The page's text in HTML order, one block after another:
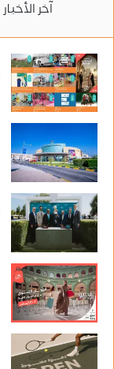
آخر الأخبار